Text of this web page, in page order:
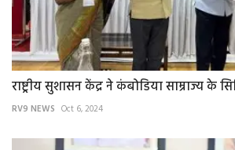
राष्ट्रीय सुशासन केंद्र ने कंबोडिया साम्राज्य के
RV9 NEWS Oct 6, 2024